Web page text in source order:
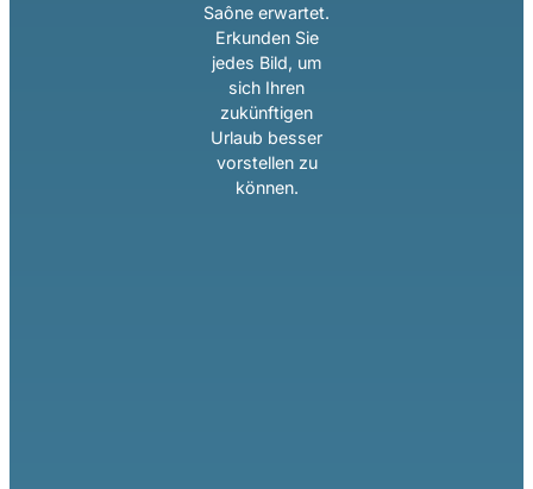
Saône erwartet.
Erkunden Sie
jedes Bild, um
sich Ihren
zukünftigen
Urlaub besser
vorstellen zu
können.